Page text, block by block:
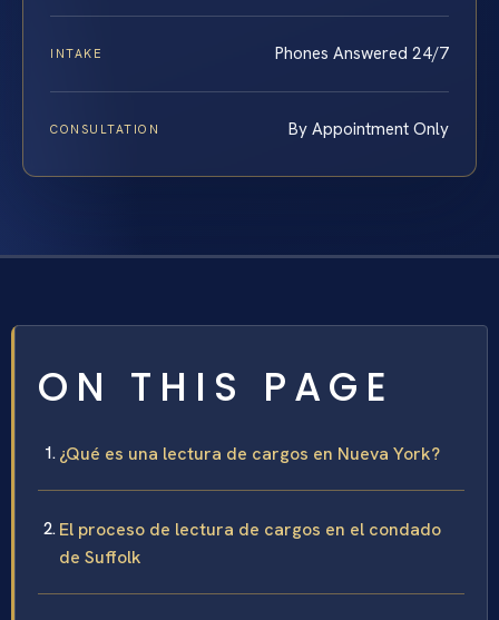
INTAKE Phones Answered 24/7
CONSULTATION By Appointment Only
ON THIS PAGE
¿Qué es una lectura de cargos en Nueva York?
El proceso de lectura de cargos en el condado
de Suffolk